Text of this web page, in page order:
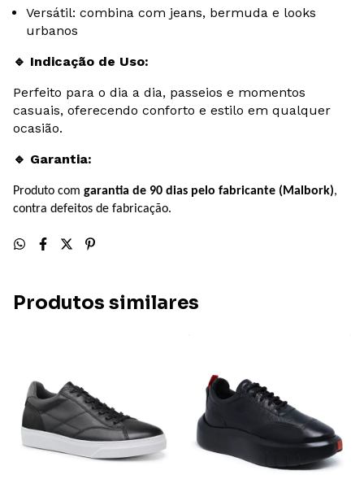
Versátil: combina com jeans, bermuda e looks
urbanos
🔹 Indicação de Uso:
Perfeito para o dia a dia, passeios e momentos
casuais, oferecendo conforto e estilo em qualquer
ocasião.
🔹 Garantia:
Produto com garantia de 90 dias pelo fabricante (Malbork),
contra defeitos de fabricação.
Produtos similares